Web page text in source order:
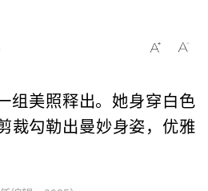
组美照释出。她身穿白色
裁勾勒出曼妙身姿，优雅